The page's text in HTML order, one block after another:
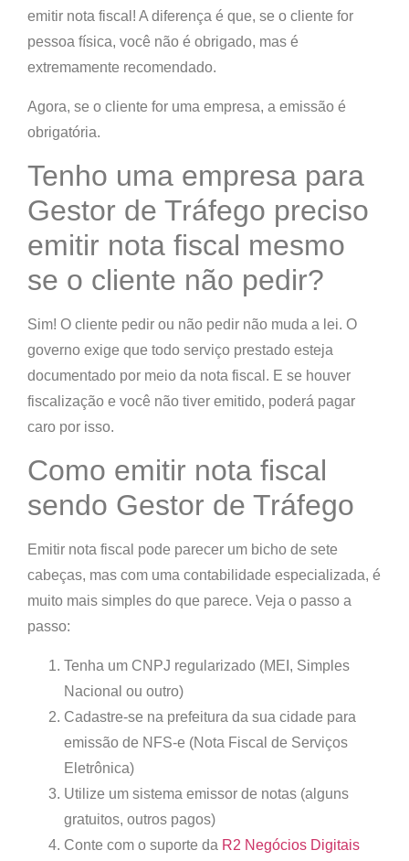
emitir nota fiscal! A diferença é que, se o cliente for
pessoa física, você não é obrigado, mas é
extremamente recomendado.
Agora, se o cliente for uma empresa, a emissão é
obrigatória.
Tenho uma empresa para
Gestor de Tráfego preciso
emitir nota fiscal mesmo
se o cliente não pedir?
Sim! O cliente pedir ou não pedir não muda a lei. O
governo exige que todo serviço prestado esteja
documentado por meio da nota fiscal. E se houver
fiscalização e você não tiver emitido, poderá pagar
caro por isso.
Como emitir nota fiscal
sendo Gestor de Tráfego
Emitir nota fiscal pode parecer um bicho de sete
cabeças, mas com uma contabilidade especializada, é
muito mais simples do que parece. Veja o passo a
passo:
Tenha um CNPJ regularizado (MEI, Simples
Nacional ou outro)
Cadastre-se na prefeitura da sua cidade para
emissão de NFS-e (Nota Fiscal de Serviços
Eletrônica)
Utilize um sistema emissor de notas (alguns
gratuitos, outros pagos)
Conte com o suporte da R2 Negócios Digitais